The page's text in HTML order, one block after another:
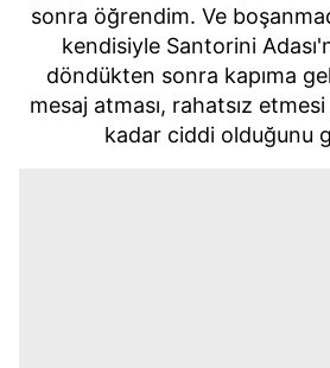
sonra öğrendim. Ve
kendisiyle Santorini
döndükten sonra kapıma
mesaj atması, rahatsız
kadar ciddi olduğunu